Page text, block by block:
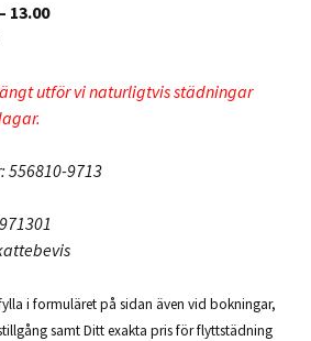
13.00
utför vi naturligtvis städningar
556810-9713
i formuläret på sidan även vid bokningar,
samt Ditt exakta pris för flyttstädning